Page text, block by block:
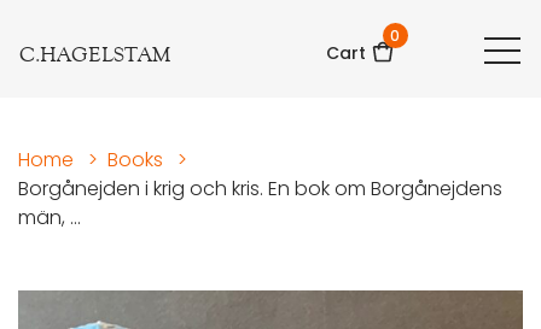
C.HAGELSTAM Cart
0
Home > Books
>
Borgånejden i krig och kris. En bok om Borgånejdens
män, ...